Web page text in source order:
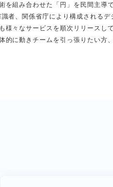
を組み合わせた「円」を民間主導
者、関係省庁により構成される
様々なサービスを順次リリースし
的に動きチームを引っ張りたい方